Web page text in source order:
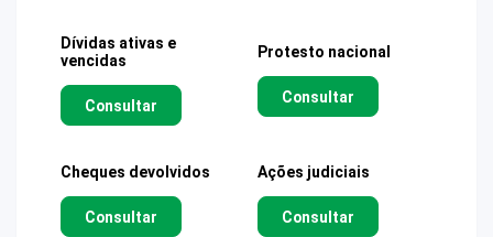
Dívidas ativas e
vencidas
Consultar
Protesto nacional
Consultar
Cheques devolvidos
Consultar
Ações judiciais
Consultar